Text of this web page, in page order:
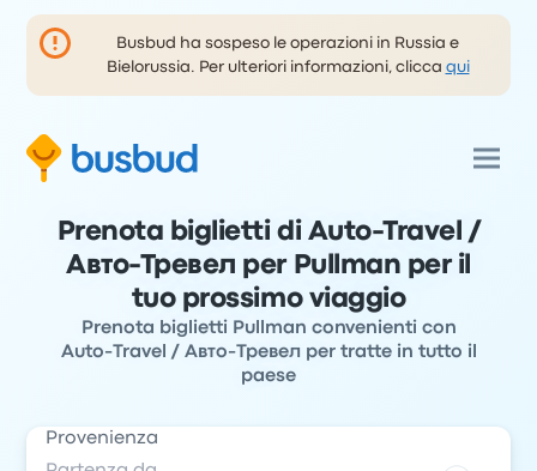
Busbud ha sospeso le operazioni in Russia e
Bielorussia. Per ulteriori informazioni, clicca qui
Prenota biglietti di Auto-Travel /
Авто-Тревел per Pullman per il
tuo prossimo viaggio
Prenota biglietti Pullman convenienti con
Auto-Travel / Авто-Тревел per tratte in tutto il
paese
Provenienza